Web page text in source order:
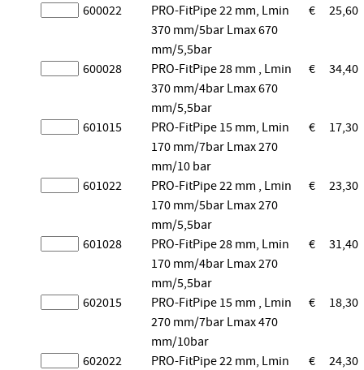
600022
PRO-FitPipe 22 mm, Lmin
370 mm/5bar Lmax 670
mm/5,5bar
€ 25,60
600028
PRO-FitPipe 28 mm , Lmin
370 mm/4bar Lmax 670
mm/5,5bar
€ 34,40
601015
PRO-FitPipe 15 mm, Lmin
170 mm/7bar Lmax 270
mm/10 bar
€ 17,30
601022
PRO-FitPipe 22 mm , Lmin
170 mm/5bar Lmax 270
mm/5,5bar
€ 23,30
601028
PRO-FitPipe 28 mm, Lmin
170 mm/4bar Lmax 270
mm/5,5bar
€ 31,40
602015
PRO-FitPipe 15 mm , Lmin
270 mm/7bar Lmax 470
mm/10bar
€ 18,30
602022
PRO-FitPipe 22 mm, Lmin
€ 24,30